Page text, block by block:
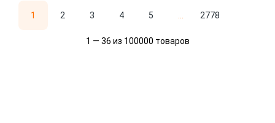
1 2 3 4 5 2778
1 — 36 из 100000 товаров